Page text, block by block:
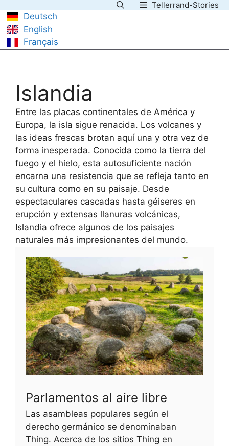
contenido
Tellerrand-Stories
Deutsch
English
Français
Islandia
Entre las placas continentales de América y
Europa, la isla sigue renacida. Los volcanes y
las ideas frescas brotan aquí una y otra vez de
forma inesperada. Conocida como la tierra del
fuego y el hielo, esta autosuficiente nación
encarna una resistencia que se refleja tanto en
su cultura como en su paisaje. Desde
espectaculares cascadas hasta géiseres en
erupción y extensas llanuras volcánicas,
Islandia ofrece algunos de los paisajes
naturales más impresionantes del mundo.
Parlamentos al aire libre
Las asambleas populares según el
derecho germánico se denominaban
Thing. Acerca de los sitios Thing en